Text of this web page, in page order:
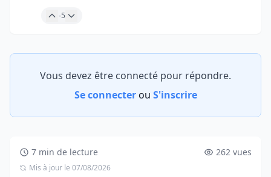
-5
Vous devez être connecté pour répondre.
Se connecterou S'inscrire
7 min de lecture 262 vues
Mis à jour le 07/08/2026